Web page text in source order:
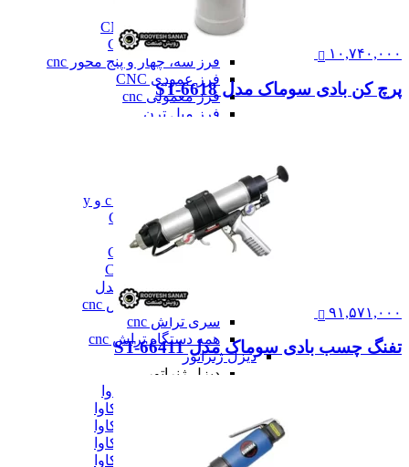
فرز بورینگ cnc
فرز دروازه ای CNC
فرز دنده زنی CNC
فرز سه، چهار و پنج محور cnc
فرز عمودی CNC
فرز معمولی cnc
فرز میل ترن
تراش cnc با محور c و y
تراش بورینگ CNC
تراش افقی CNC
تراش سنگین CNC
تراش مولتی اسپیندل
دستگاه طول تراش cnc
سری تراش cnc
همه دستگاه تراش cnc
دیزل ژنراتور
دیزل ژنراتور
دیزل ژنزاتور 275 کاوا
۱۰,۷۴۰,۰۰۰
پرچ کن بادی سوماک مدل ST-6618
۹۱,۵۷۱,۰۰۰
تفنگ چسب بادی سوماک مدل ST-66411